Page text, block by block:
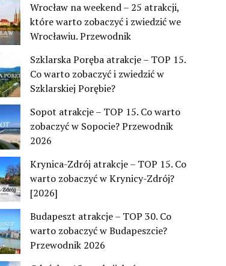
Wrocław na weekend – 25 atrakcji,
które warto zobaczyć i zwiedzić we
Wrocławiu. Przewodnik
Szklarska Poręba atrakcje – TOP 15.
Co warto zobaczyć i zwiedzić w
Szklarskiej Porębie?
Sopot atrakcje – TOP 15. Co warto
zobaczyć w Sopocie? Przewodnik
2026
Krynica-Zdrój atrakcje – TOP 15. Co
warto zobaczyć w Krynicy-Zdrój?
[2026]
Budapeszt atrakcje – TOP 30. Co
warto zobaczyć w Budapeszcie?
Przewodnik 2026